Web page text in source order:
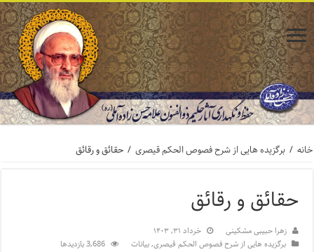
خانه / برگزیده هایی از شرح فصوص الحکم قیصری / حقائق و رقائق
حقائق و رقائق
زهرا حبیبی مشکینی
خرداد ۳۱, ۱۴۰۳
برگزیده هایی از شرح فصوص الحکم قیصری,بیانات 3,686 بازدیدها